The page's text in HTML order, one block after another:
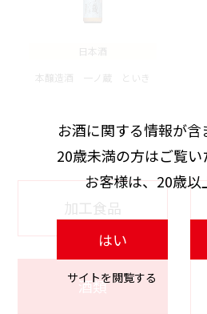
日本酒
本醸造酒 一ノ蔵 といき
加工食品
酒類
お酒に関する情報が含
20歳未満の方はご覧い
お客様は、20歳以
はい
サイトを閲覧する